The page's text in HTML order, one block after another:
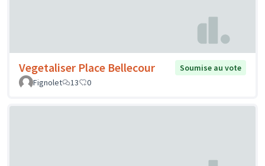
Vegetaliser Place Bellecour
Soumise au vote
Fignolet
13 0